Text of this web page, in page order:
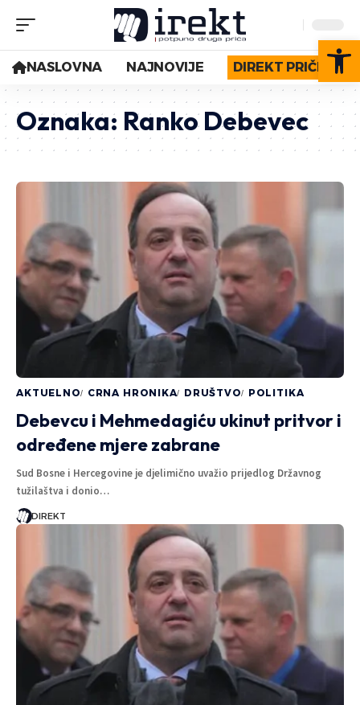
NASLOVNA NAJNOVIJE DIREKT PRIČE
Oznaka: Ranko Debevec
AKTUELNO CRNA HRONIKA DRUŠTVO POLITIKA
Debevcu i Mehmedagiću ukinut pritvor i
određene mjere zabrane
Sud Bosne i Hercegovine je djelimično uvažio prijedlog Državnog
tužilaštva i donio…
DIREKT